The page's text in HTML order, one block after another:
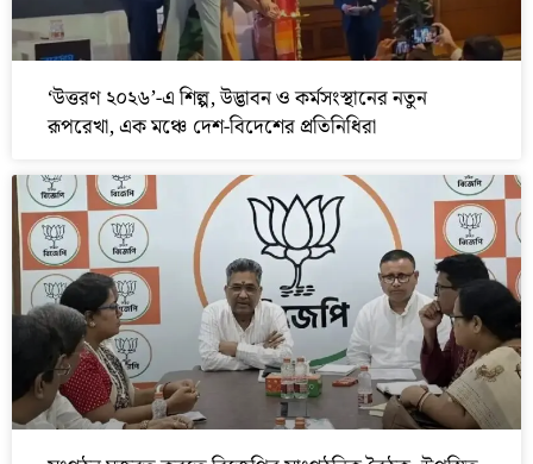
‘উত্তরণ ২০২৬’-এ শিল্প, উদ্ভাবন ও কর্মসংস্থানের নতুন
রূপরেখা, এক মঞ্চে দেশ-বিদেশের প্রতিনিধিরা